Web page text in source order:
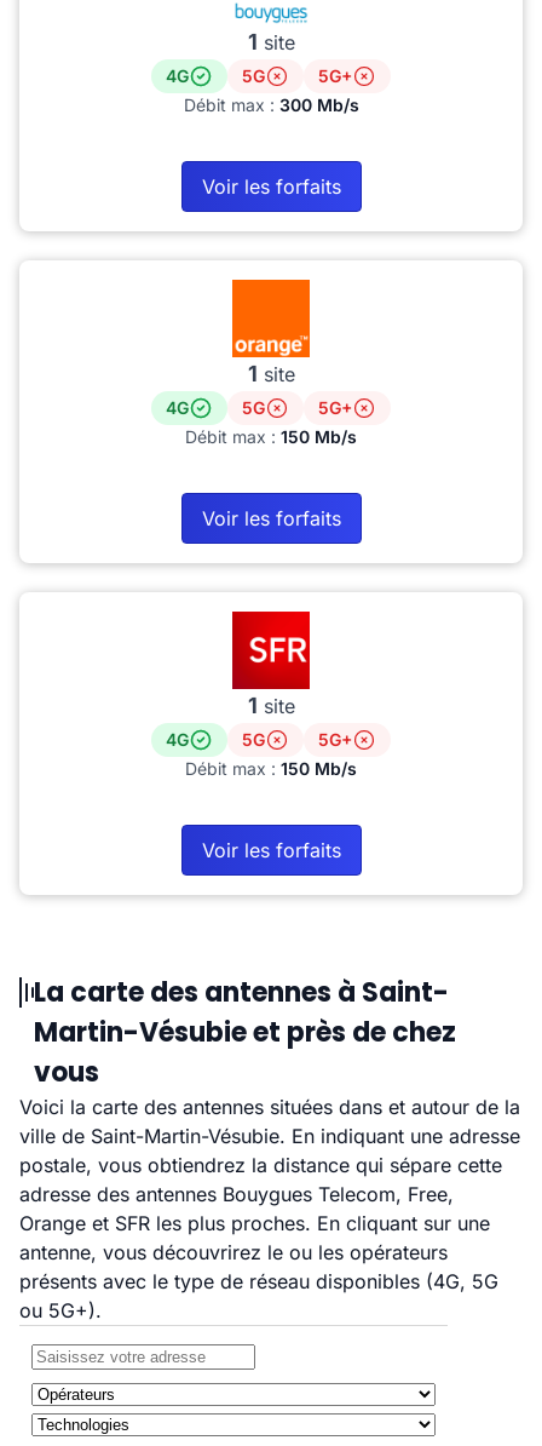
1 site
4G 5G
5G+
Débit max : 300 Mb/s
Voir les forfaits
1 site
4G 5G
5G+
Débit max : 150 Mb/s
Voir les forfaits
1 site
4G 5G
5G+
Débit max : 150 Mb/s
Voir les forfaits
La carte des antennes à Saint-
Martin-Vésubie et près de chez
vous
Voici la carte des antennes situées dans et autour de la
ville de Saint-Martin-Vésubie. En indiquant une adresse
postale, vous obtiendrez la distance qui sépare cette
adresse des antennes Bouygues Telecom, Free,
Orange et SFR les plus proches. En cliquant sur une
antenne, vous découvrirez le ou les opérateurs
présents avec le type de réseau disponibles (4G, 5G
ou 5G+).